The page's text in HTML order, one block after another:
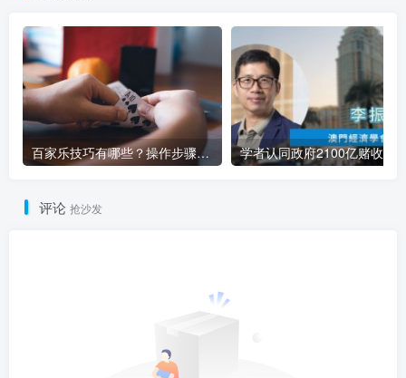
百家乐技巧有哪些？操作步骤有哪些变化？
评论 抢沙发